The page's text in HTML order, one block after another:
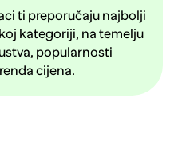
ti preporučaju najbolji
kategoriji, na temelju
popularnosti
cijena.